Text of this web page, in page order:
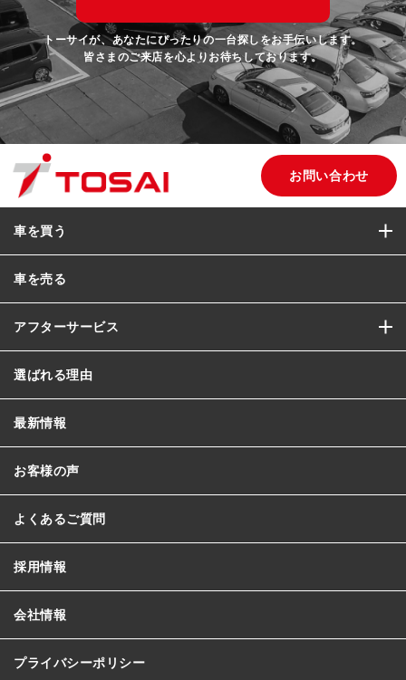
トーサイが、あなたにぴったりの一台探しをお手伝いします。
皆さまのご来店を心よりお待ちしております。
お問い合わせ
車を買う
車を売る
アフターサービス
選ばれる理由
最新情報
お客様の声
よくあるご質問
採用情報
会社情報
プライバシーポリシー